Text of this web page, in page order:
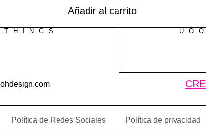
Añadir al carrito
THINGS
Política de Redes Sociales Política de privacidad